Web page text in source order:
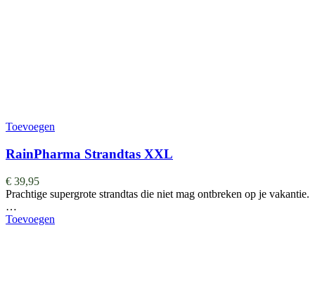
Toevoegen
RainPharma Strandtas XXL
€ 39,95
Prachtige supergrote strandtas die niet mag ontbreken op je vakantie.
…
Toevoegen